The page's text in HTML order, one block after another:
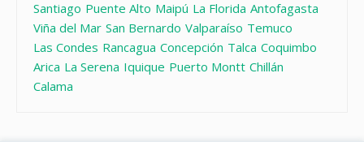
Santiago Puente Alto Maipú La Florida Antofagasta
Viña del Mar San Bernardo Valparaíso Temuco
Las Condes Rancagua Concepción Talca Coquimbo
Arica La Serena Iquique Puerto Montt Chillán
Calama